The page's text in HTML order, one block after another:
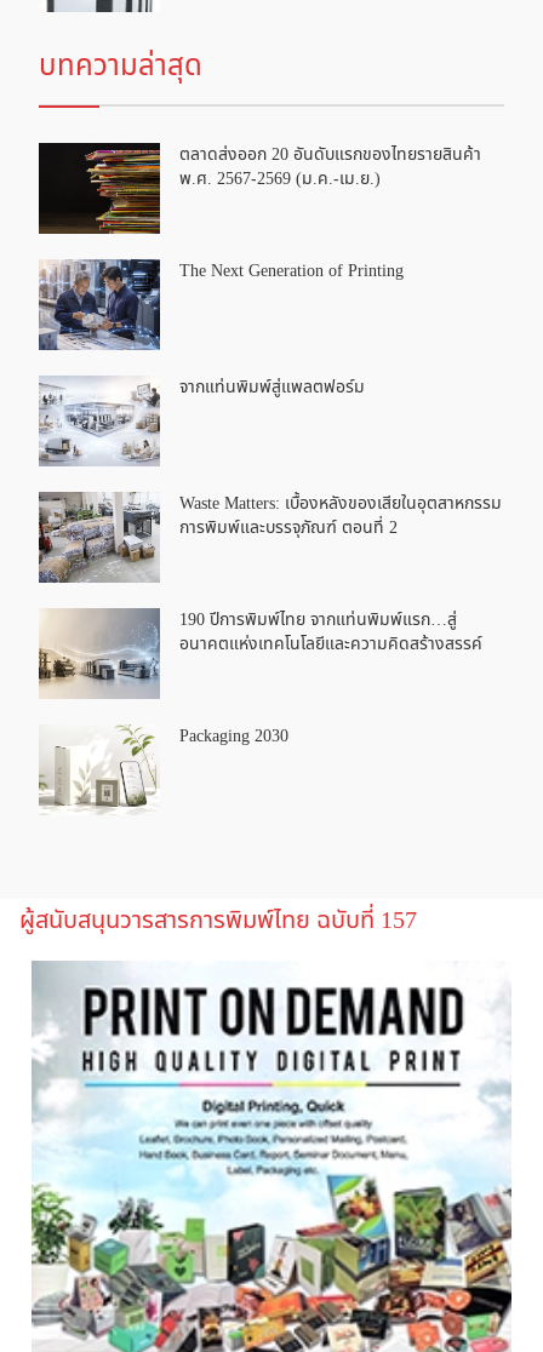
บทความล่าสุด
ตลาดส่งออก 20 อันดับแรกของไทยรายสินค้า
พ.ศ. 2567-2569 (ม.ค.-เม.ย.)
The Next Generation of Printing
จากแท่นพิมพ์สู่แพลตฟอร์ม
Waste Matters: เบื้องหลังของเสียในอุตสาหกรรม
การพิมพ์และบรรจุภัณฑ์ ตอนที่ 2
190 ปีการพิมพ์ไทย จากแท่นพิมพ์แรก…สู่
อนาคตแห่งเทคโนโลยีและความคิดสร้างสรรค์
Packaging 2030
ผู้สนับสนุนวารสารการพิมพ์ไทย ฉบับที่ 157